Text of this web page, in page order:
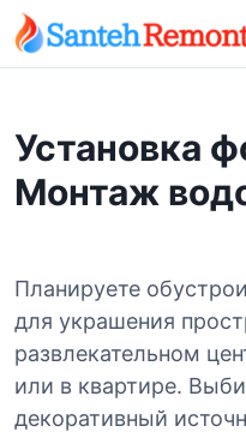
i
Установка
Монтаж
Планируете
для украшения
развлекательном
или в квартире.
декоративный